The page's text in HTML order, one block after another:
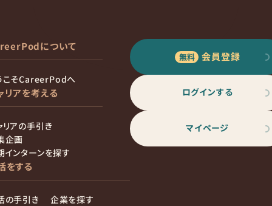
について
こそCareerPodへ
リアを考える
リアの手引き
企画
インターンを探す
をする
の手引き
企業を探す
会員登録
ログインする
マイページ